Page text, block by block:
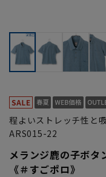
程よいストレッチ性と
ARS015-22
メランジ鹿の子ボタ
《＃すごポロ》